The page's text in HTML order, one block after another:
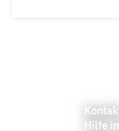
Hilfe